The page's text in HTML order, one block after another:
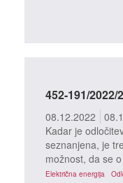
452-191/2022/2
08.12.2022
Kadar je
seznanjena, je
možnost, da se
Električna energija